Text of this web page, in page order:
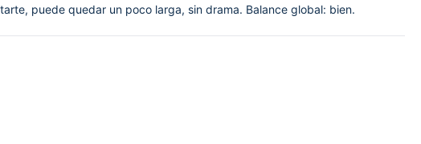
puede quedar un poco larga, sin drama. Balance global: bien.